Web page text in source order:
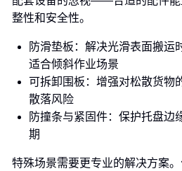
整性和安全性。
防滑垫板：解决光滑表面搬运
适合倾斜作业场景
可拆卸围板：增强对松散货物
散落风险
防撞条与紧固件：保护托盘边
期
特殊场景需要更专业的解决方案